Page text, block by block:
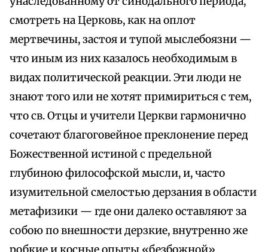
смотреть на Церковь, как на оплот
мертвечины, застоя и тупой мыслебоязни —
что иным из них казалось необходимым в
видах политической реакции. Эти люди не
знают того или не хотят примириться с тем,
что св. Отцы и учители Церкви гармонично
сочетают благоговейное преклонение перед
Божественной истиной с предельной
глубиною философской мысли, и, часто
изумительной смелостью дерзания в области
метафизики — где они далеко оставляют за
собою по внешности дерзкие, внутренно же